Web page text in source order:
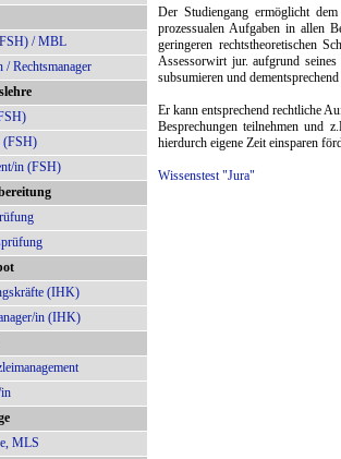
/ MBL
/ Rechtsmanager
(FSH)
in (FSH)
(IHK)
in (IHK)
MLS
Der Studiengang ermöglicht
prozessualen Aufgaben in allen
geringeren rechtstheoretischen
Assessorwirt jur. aufgrund
subsumieren und
Er kann entsprechend rechtliche
Besprechungen teilnehmen und
hierdurch eigene Zeit einsparen
Wissenstest "Jura"